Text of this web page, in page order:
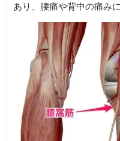
あり、腰痛や背中の痛み